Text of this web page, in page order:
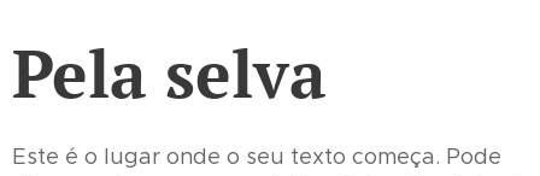
Pela selva
Este é o lugar onde o seu texto começa. Pode